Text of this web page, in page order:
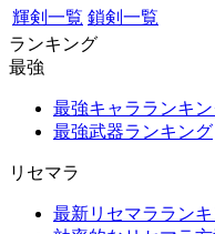
輝剣一覧 鎖剣一覧
ランキング
最強
最強キャラランキ
最強武器ランキング
リセマラ
最新リセマララン